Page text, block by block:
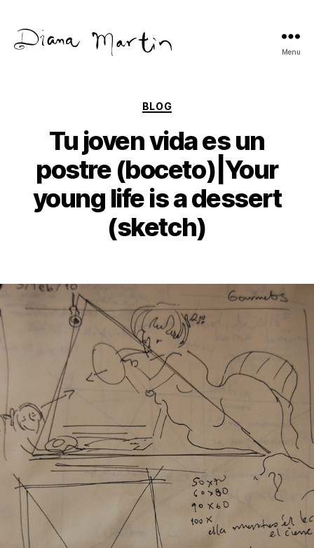
Menu
Categories
BLOG
Tu joven vida es un
postre (boceto)|Your
young life is a dessert
(sketch)